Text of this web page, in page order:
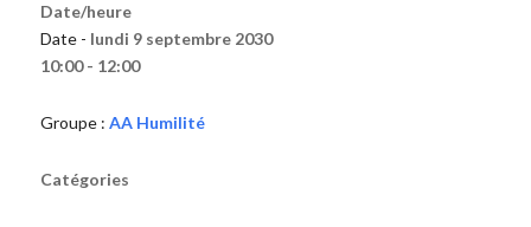
Date/heure
Date - lundi 9 septembre 2030
10:00 - 12:00
Groupe : AA Humilité
Catégories